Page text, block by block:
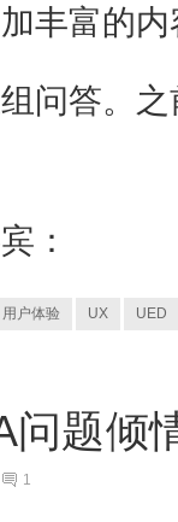
丰富的内
问答。
：
用户体验 UX UED
问题倾
1